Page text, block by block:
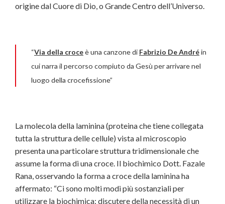
origine dal Cuore di Dio, o Grande Centro dell’Universo.
“Via della croceè una canzone di Fabrizio De Andréin
cui narra il percorso compiuto da Gesù per arrivare nel
luogo della crocefissione”
La molecola della laminina (proteina che tiene collegata
tutta la struttura delle cellule) vista al microscopio
presenta una particolare struttura tridimensionale che
assume la forma di una croce. Il biochimico Dott. Fazale
Rana, osservando la forma a croce della laminina ha
affermato: “Ci sono molti modi più sostanziali per
utilizzare la biochimica: discutere della necessità di un